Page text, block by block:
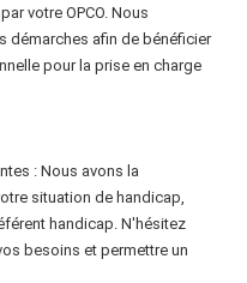
votre OPCO. Nous
démarches afin de bénéficier
pour la prise en charge
: Nous avons la
situation de handicap,
handicap. N'hésitez
besoins et permettre un